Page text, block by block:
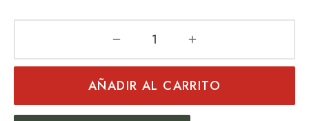
buen gusto.
Un detalle permanente, resistente al desgaste y al paso del
tiempo.
Regalo empresarial
AÑADIR AL CARRITO